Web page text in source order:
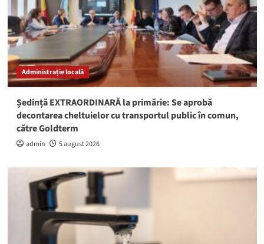
Administrație locală
Ședință EXTRAORDINARĂ la primărie: Se aprobă
decontarea cheltuielor cu transportul public în comun,
către Goldterm
admin 5 august 2026